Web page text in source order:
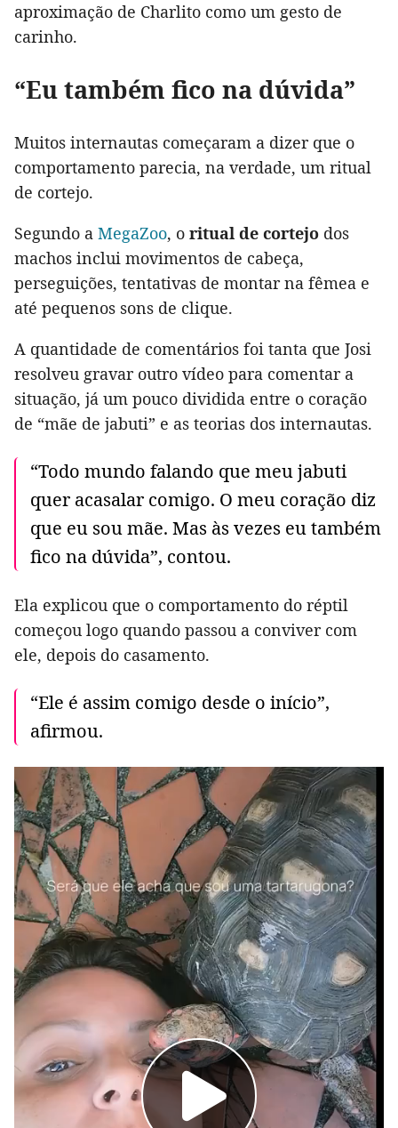
aproximação de Charlito como um gesto de
carinho.
“Eu também fico na dúvida”
Muitos internautas começaram a dizer que o
comportamento parecia, na verdade, um ritual
de cortejo.
Segundo a MegaZoo, o ritual de cortejo dos
machos inclui movimentos de cabeça,
perseguições, tentativas de montar na fêmea e
até pequenos sons de clique.
A quantidade de comentários foi tanta que Josi
resolveu gravar outro vídeo para comentar a
situação, já um pouco dividida entre o coração
de “mãe de jabuti” e as teorias dos internautas.
“Todo mundo falando que meu jabuti
quer acasalar comigo. O meu coração diz
que eu sou mãe. Mas às vezes eu também
fico na dúvida”, contou.
Ela explicou que o comportamento do réptil
começou logo quando passou a conviver com
ele, depois do casamento.
“Ele é assim comigo desde o início”,
afirmou.